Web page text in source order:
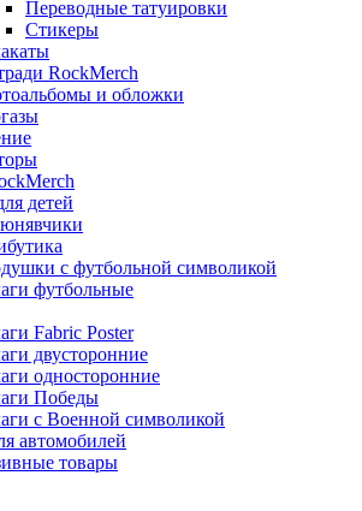
Переводные татуировки
Стикеры
RockMerch
и обложки
детей
с футбольной символикой
футбольные
Fabric Poster
двусторонние
односторонние
Победы
с Военной символикой
автомобилей
товары